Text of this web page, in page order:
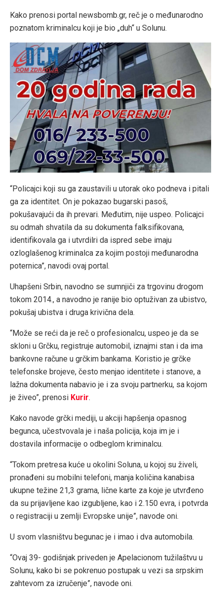
Kako prenosi portal newsbomb.gr, reč je o međunarodno
poznatom kriminalcu koji je bio „duh“ u Solunu.
“Policajci koji su ga zaustavili u utorak oko podneva i pitali
ga za identitet. On je pokazao bugarski pasoš,
pokušavajući da ih prevari. Međutim, nije uspeo. Policajci
su odmah shvatila da su dokumenta falksifikovana,
identifikovala ga i utvrdilri da ispred sebe imaju
ozloglašenog kriminalca za kojim postoji međunarodna
poternica”, navodi ovaj portal.
Uhapšeni Srbin, navodno se sumnjiči za trgovinu drogom
tokom 2014., a navodno je ranije bio optuživan za ubistvo,
pokušaj ubistva i druga krivična dela.
“Može se reći da je reč o profesionalcu, uspeo je da se
skloni u Grčku, registruje automobil, iznajmi stan i da ima
bankovne račune u grčkim bankama. Koristio je grčke
telefonske brojeve, često menjao identitete i stanove, a
lažna dokumenta nabavio je i za svoju partnerku, sa kojom
je živeo”, prenosi Kurir.
Kako navode grčki mediji, u akciji hapšenja opasnog
begunca, učestvovala je i naša policija, koja im je i
dostavila informacije o odbeglom kriminalcu.
“Tokom pretresa kuće u okolini Soluna, u kojoj su živeli,
pronađeni su mobilni telefoni, manja količina kanabisa
ukupne težine 21,3 grama, lične karte za koje je utvrđeno
da su prijavljene kao izgubljene, kao i 2.150 evra, i potvrda
o registraciji u zemlji Evropske unije”, navode oni.
U svom vlasništvu begunac je i imao i dva automobila.
“Ovaj 39- godišnjak priveden je Apelacionom tužilaštvu u
Solunu, kako bi se pokrenuo postupak u vezi sa srpskim
zahtevom za izručenje”, navode oni.